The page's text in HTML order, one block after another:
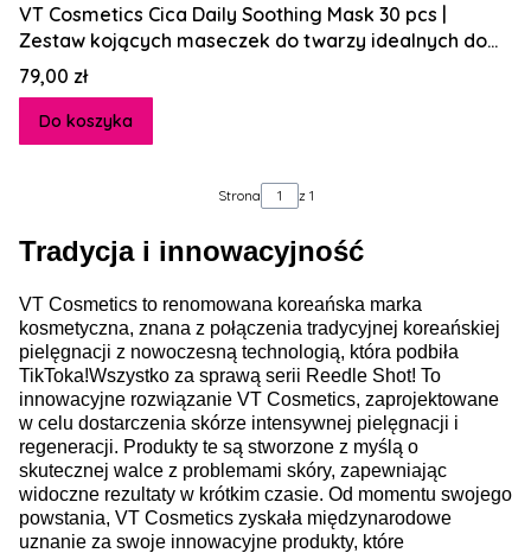
VT Cosmetics Cica Daily Soothing Mask 30 pcs |
Zestaw kojących maseczek do twarzy idealnych do
cery suchej, wrażliwej, podrażnionej
Cena
79,00 zł
Do koszyka
Strona z 1
Tradycja i innowacyjność
VT Cosmetics to renomowana koreańska marka
kosmetyczna, znana z połączenia tradycyjnej koreańskiej
pielęgnacji z nowoczesną technologią, która podbiła
TikToka!Wszystko za sprawą serii Reedle Shot! To
innowacyjne rozwiązanie VT Cosmetics, zaprojektowane
w celu dostarczenia skórze intensywnej pielęgnacji i
regeneracji. Produkty te są stworzone z myślą o
skutecznej walce z problemami skóry, zapewniając
widoczne rezultaty w krótkim czasie. Od momentu swojego
powstania, VT Cosmetics zyskała międzynarodowe
uznanie za swoje innowacyjne produkty, które